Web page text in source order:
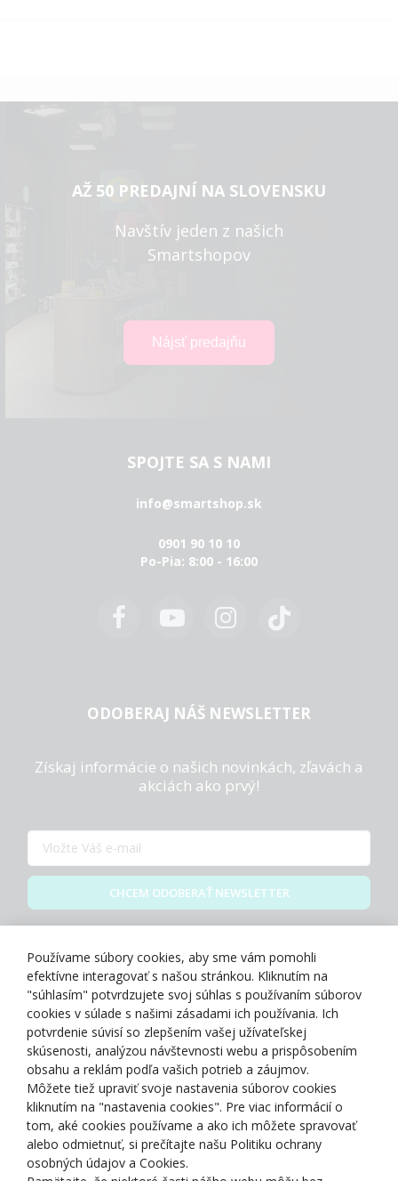
AŽ 50 PREDAJNÍ NA SLOVENSKU
Navštív jeden z našich
Smartshopov
SPOJTE SA S NAMI
info@smartshop.sk
0901 90 10 10
Po-Pia: 8:00 - 16:00
ODOBERAJ NÁŠ NEWSLETTER
Získaj informácie o našich novinkách, zľavách a
akciách ako prvý!
CHCEM ODOBERAŤ NEWSLETTER
O NÁS
NAKUPOVANIE
ZÁKAZNÍCKA ZÓNA
Používame súbory cookies, aby sme vám pomohli
efektívne interagovať s našou stránkou. Kliknutím na
"súhlasím" potvrdzujete svoj súhlas s používaním súborov
cookies v súlade s našimi zásadami ich používania. Ich
potvrdenie súvisí so zlepšením vašej užívateľskej
skúsenosti, analýzou návštevnosti webu a prispôsobením
obsahu a reklám podľa vašich potrieb a záujmov.
Môžete tiež upraviť svoje nastavenia súborov cookies
kliknutím na "nastavenia cookies". Pre viac informácií o
tom, aké cookies používame a ako ich môžete spravovať
alebo odmietnuť, si prečítajte našu Politiku ochrany
osobných údajov a Cookies.